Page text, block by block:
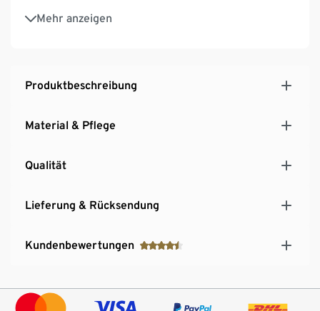
Mehr anzeigen
Bund mit Gürtelschlaufen, Reißverschluss,
Hakenknopf und Öse
Produktbeschreibung
Material & Pflege
Qualität
Lieferung & Rücksendung
Kundenbewertungen